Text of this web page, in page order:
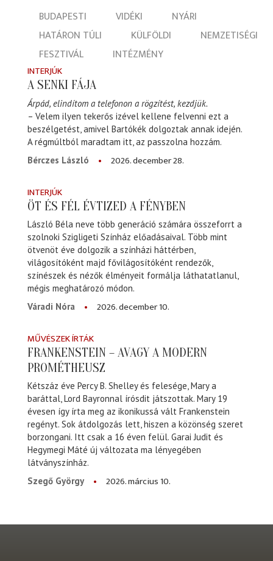
BUDAPESTI VIDÉKI
NYÁRI
HATÁRON TÚLI
KÜLFÖLDI
NEMZETISÉGI
FESZTIVÁL
INTÉZMÉNY
INTERJÚK
A SENKI FÁJA
Árpád, elindítom a telefonon a rögzítést, kezdjük.
– Velem ilyen tekerős izével kellene felvenni ezt a
beszélgetést, amivel Bartókék dolgoztak annak idején.
A régmúltból maradtam itt, az passzolna hozzám.
Bérczes László
2026. december 28.
INTERJÚK
ÖT ÉS FÉL ÉVTIZED A FÉNYBEN
László Béla neve több generáció számára összeforrt a
szolnoki Szigligeti Színház előadásaival. Több mint
ötvenöt éve dolgozik a színházi háttérben,
világosítóként majd fővilágosítóként rendezők,
színészek és nézők élményeit formálja láthatatlanul,
mégis meghatározó módon.
Váradi Nóra
2026. december 10.
MŰVÉSZEK ÍRTÁK
FRANKENSTEIN – AVAGY A MODERN
PROMÉTHEUSZ
Kétszáz éve Percy B. Shelley és felesége, Mary a
baráttal, Lord Bayronnal írósdit játszottak. Mary 19
évesen így írta meg az ikonikussá vált Frankenstein
regényt. Sok átdolgozás lett, hiszen a közönség szeret
borzongani. Itt csak a 16 éven felül. Garai Judit és
Hegymegi Máté új változata ma lényegében
látványszínház.
Szegő György
2026. március 10.